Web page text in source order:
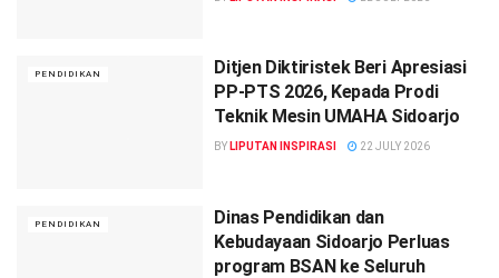
PENDIDIKAN
Ditjen Diktiristek Beri Apresiasi
PP-PTS 2026, Kepada Prodi
Teknik Mesin UMAHA Sidoarjo
BY LIPUTAN INSPIRASI 22 JULY 2026
PENDIDIKAN
Dinas Pendidikan dan
Kebudayaan Sidoarjo Perluas
program BSAN ke Seluruh